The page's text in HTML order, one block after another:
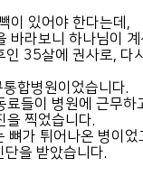
이 있어야 한다는데,
바라보니 하나님이
35살에 권사로,
합병원이었습니다.
료들이 병원에 근무하
을 찍었습니다.
뼈가 튀어나온 병이었
을 받았습니다.